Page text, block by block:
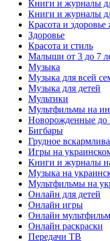
Книги и журналы
Книги и журналы
Красота и
Здоровье
Красота и стиль
Малыши от 3 до 7
Музыка
Музыка для всей
Музыка для детей
Мультики
Мультфильмы на
Новорожденные до
Бигбары
Грудное
Игры на
Книги и журналы
Музыка на
Мультфильмы на
Онлайн для детей
Онлайн игры
Онлайн
Онлайн раскраски
Передачи ТВ